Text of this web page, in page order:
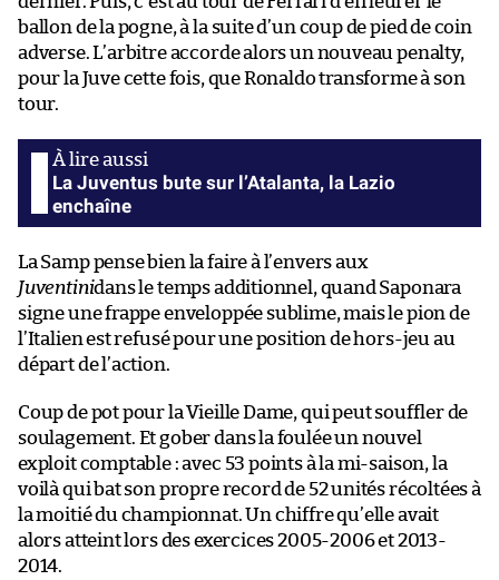
ballon de la pogne, à la suite d’un coup de pied de coin
adverse. L’arbitre accorde alors un nouveau penalty,
pour la Juve cette fois, que Ronaldo transforme à son
tour.
La Juventus bute sur l’Atalanta, la Lazio
enchaîne
La Samp pense bien la faire à l’envers aux
Juventinidans le temps additionnel, quand Saponara
signe une frappe enveloppée sublime, mais le pion de
l’Italien est refusé pour une position de hors-jeu au
départ de l’action.
Coup de pot pour la Vieille Dame, qui peut souffler de
soulagement. Et gober dans la foulée un nouvel
exploit comptable : avec 53 points à la mi-saison, la
voilà qui bat son propre record de 52 unités récoltées à
la moitié du championnat. Un chiffre qu’elle avait
alors atteint lors des exercices 2005-2006 et 2013-
2014.